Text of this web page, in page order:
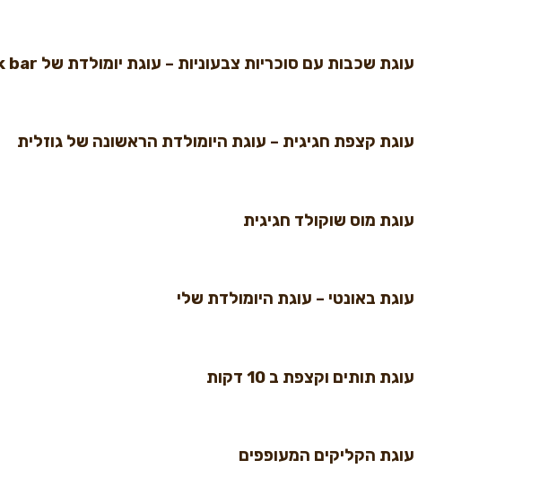
עוגת שכבות עם סוכריות צבעוניות – עוגת יומולדת של Milk bar
עוגת קצפת חגיגית – עוגת היומולדת הראשונה של גוזלית
עוגת מוס שוקולד חגיגית
עוגת באונטי – עוגת היומולדת שלי
עוגת תותים וקצפת ב 10 דקות
עוגת הקליקים המעופפים